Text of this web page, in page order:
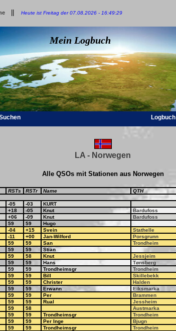
Heute ist Freitag der 07.08.2026 - 16:49:29
Mein Logbuch
Logbuch
LA - Norwegen
Alle QSOs mit Stationen aus Norwegen
RSTs RSTr Name QTH
-05 -03 KURT
+18 -05 Knut Bardufoss
+06 -09 Knut Bardufoss
59 59 Hugo
-04 +15 Svein Stathelle
-11 +00 Jan-Wilford Porsgrunn
59 59 San Trondheim
59 59 Stian
59 58 Knut Jessjeim
59 59 Hans Tønsberg
59 59 Trondheimsgr Trondheim
59 59 Bill Skillebekk
59 59 Christer Halden
59 59 Erwann Eiksmarka
59 59 Per Brammen
59 59 Rual Jessheim
59 58 Austmarka
59 59 Trondheimsgr Trondheim
59 59 Per Inge Bjugn
59 59 Trondheimsgr Trondheim